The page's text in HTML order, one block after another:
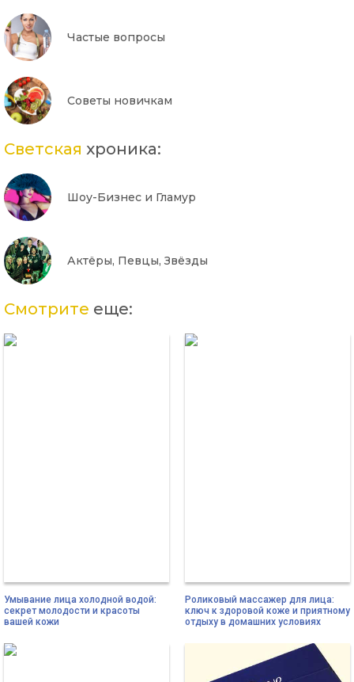
Частые вопросы
Советы новичкам
Светская хроника:
Шоу-Бизнес и Гламур
Актёры, Певцы, Звёзды
Смотрите еще:
Умывание лица холодной водой:
секрет молодости и красоты
вашей кожи
Роликовый массажер для лица:
ключ к здоровой коже и приятному
отдыху в домашних условиях